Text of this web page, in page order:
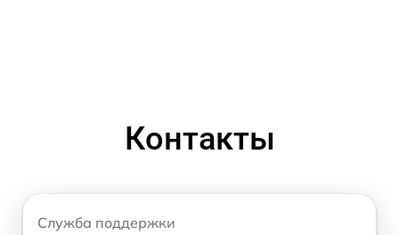
Контакты
Служба поддержки